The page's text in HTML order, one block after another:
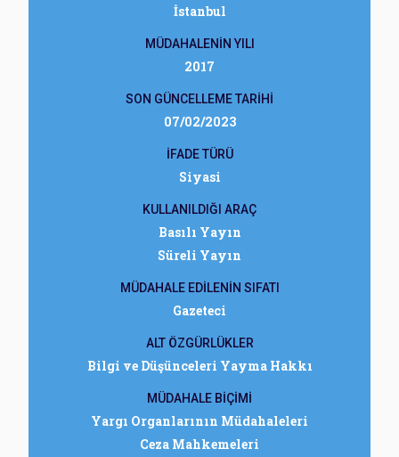
İstanbul
MÜDAHALENİN YILI
2017
SON GÜNCELLEME TARİHİ
07/02/2023
İFADE TÜRÜ
Siyasi
KULLANILDIĞI ARAÇ
Basılı Yayın
Süreli Yayın
MÜDAHALE EDİLENİN SIFATI
Gazeteci
ALT ÖZGÜRLÜKLER
Bilgi ve Düşünceleri Yayma Hakkı
MÜDAHALE BİÇİMİ
Yargı Organlarının Müdahaleleri
Ceza Mahkemeleri